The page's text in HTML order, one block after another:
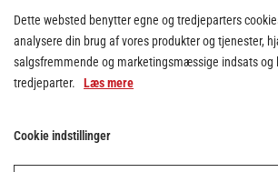
Dette websted benytter egne og tredjeparters
analysere din brug af vores produkter og tjenester,
salgsfremmende og marketingsmæssige indsats og
tredjeparter. Læs mere
Cookie indstillinger